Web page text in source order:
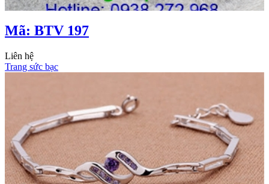
Mã: BTV 197
Liên hệ
Trang sức bạc